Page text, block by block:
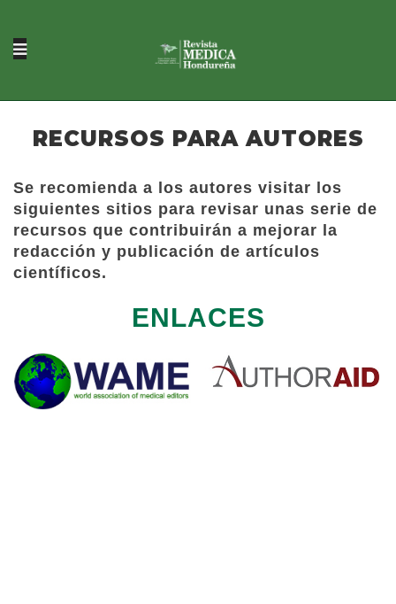
RECURSOS PARA AUTORES
Se recomienda a los autores visitar los
siguientes sitios para revisar unas serie de
recursos que contribuirán a mejorar la
redacción y publicación de artículos
científicos.
ENLACES